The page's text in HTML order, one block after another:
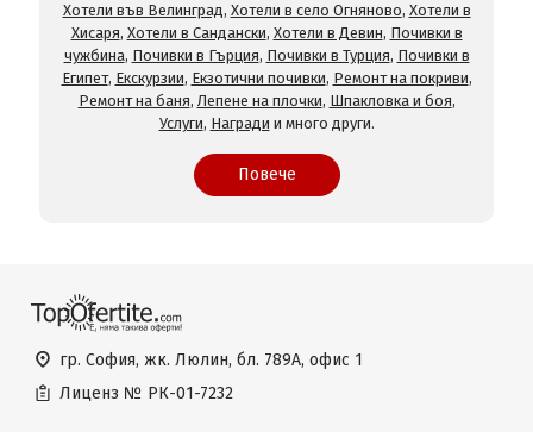
Хотели във Велинград, Хотели в село Огняново, Хотели в
Хисаря, Хотели в Сандански, Хотели в Девин, Почивки в
чужбина, Почивки в Гърция, Почивки в Турция, Почивки в
Египет, Екскурзии, Екзотични почивки, Ремонт на покриви,
Ремонт на баня, Лепене на плочки, Шпакловка и боя,
Услуги, Награди и много други.
Повече
гр. София, жк. Люлин, бл. 789А, офис 1
Лиценз № РК-01-7232